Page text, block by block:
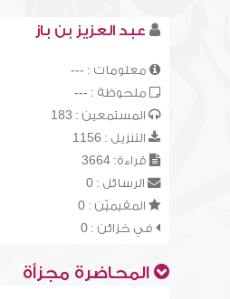
عبد العزيز بن باز
معلومات : ---
ملحوظة : ---
المستمعين : 183
التنزيل : 1156
قراءة: 3664
الرسائل : 0
المقيميّن : 0
في خزائن : 0
المحاضرة مجزأة